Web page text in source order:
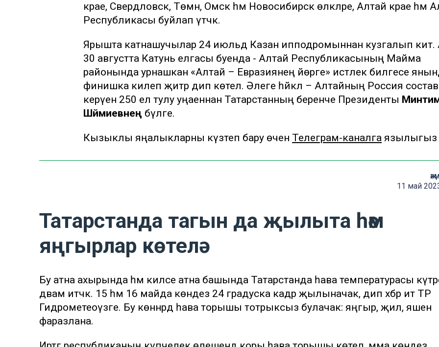
крае, Свердловск, Төмән, Омск һәм Новосибирск өлкәләре, Алтай крае һәм
Республикасы буйлап үтәчәк.
Ярышта катнашучылар 24 июльдә Казан ипподромыннан кузгалып китә.
30 августта Катунь елгасы буенда - Алтай Республикасының Майма
районында урнашкан «Алтай – Евразиянең йөрәге» истәлек билгесе
финишка килеп җитәр дип көтелә. Әлеге һәйкәл – Алтайның Россия
керүенә 250 ел тулу уңаеннан Татарстанның беренче Президенты
Шәймиевнең бүләге.
Кызыклы яңалыкларны күзәтеп бару өчен Телеграм-каналга язылыгыз
11 май
Татарстанда тагын да җылыта һәм
яңгырлар көтелә
Бу атна ахырында һәм киләсе атна башында Татарстанда һава температурасы
дәвам итәчәк. 15 һәм 16 майда көндез 24 градуска кадәр җылыначак, дип хәбәр итә ТР
Гидрометеоүзәге. Бу көннәрдә һава торышы тотрыксыз булачак: яңгыр, җил, яшен
фаразлана.